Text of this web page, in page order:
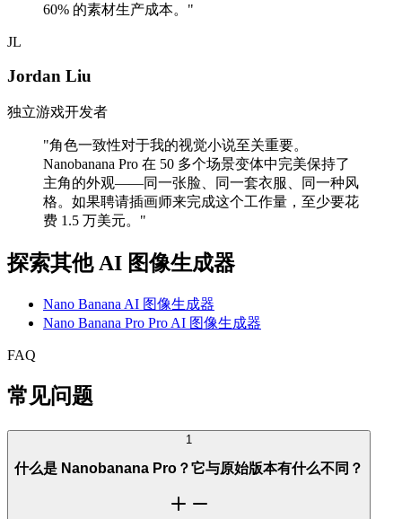
60% 的素材生产成本。 "
JL
Jordan Liu
独立游戏开发者
"角色一致性对于我的视觉小说至关重要。
Nanobanana Pro 在 50 多个场景变体中完美保持了
主角的外观——同一张脸、同一套衣服、同一种风
格。如果聘请插画师来完成这个工作量，至少要花
费 1.5 万美元。 "
探索其他 AI 图像生成器
Nano Banana AI 图像生成器
Nano Banana Pro Pro AI 图像生成器
FAQ
常见问题
1
什么是 Nanobanana Pro？它与原始版本有什么不同？